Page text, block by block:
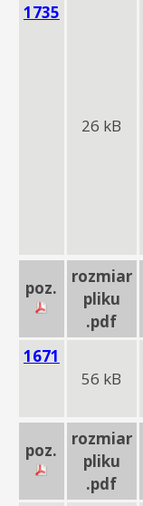
1735
26 kB
poz.
rozmiar
pliku
.pdf
1671
56 kB
poz.
rozmiar
pliku
.pdf